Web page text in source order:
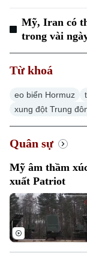
Mỹ, Iran có
trong vài
Từ khoá
eo biển Hormuz
xung đột Trung
Quân sự
Mỹ âm thầm
xuất Patriot